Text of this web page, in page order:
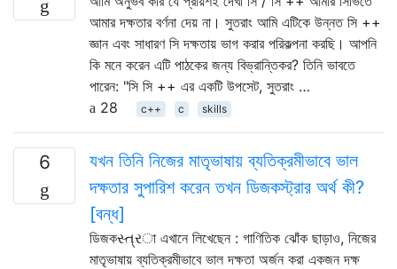
আমার দক্ষতার বর্ণনা দেয় না। সুতরাং আমি এটিকে উন্নত সি ++
জ্ঞান এবং সাধারণ সি দক্ষতায় ভাগ করার পরিকল্পনা করছি। আপনি
কি মনে করেন এটি পাঠকের জন্য বিভ্রান্তিকর? তিনি ভাবতে
পারেন: "সি সি ++ এর একটি উপসেট, সুতরাং …
28
c++ c skills
6
যখন তিনি নিজের মাতৃভাষায় ব্যতিক্রমীভাবে ভাল
দক্ষতার সুপারিশ করেন তখন ডিজকস্ট্রার অর্থ কী?
[বন্ধ]
ডিজকસ્ત્રা এখানে লিখেছেন : গাণিতিক ঝোঁক ছাড়াও, নিজের
মাতৃভাষায় ব্যতিক্রমীভাবে ভাল দক্ষতা অর্জন করা একজন দক্ষ